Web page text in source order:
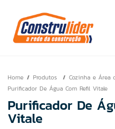
Home Produtos Cozinha e Área
Purificador De Água Com Refil Vitale
Purificador De
Vitale